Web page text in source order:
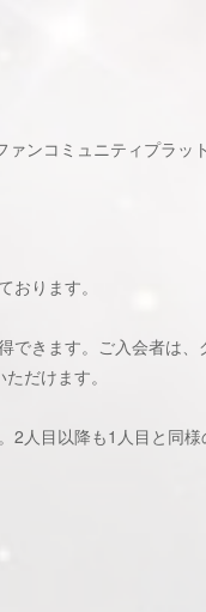
ンコミュニティプラッ
ります。
できます。ご入会者は
だけます。
人目以降も1人目と同